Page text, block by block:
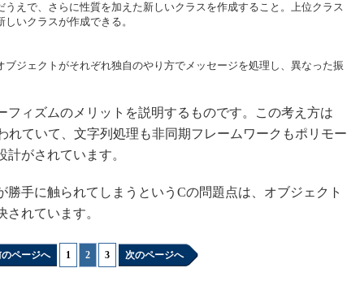
えで、さらに性質を加えた新しいクラスを作成すること。上位クラス
いクラスが作成できる。
ブジェクトがそれぞれ独自のやり方でメッセージを処理し、異なった振
ィズムのメリットを説明するものです。この考え方は
れていて、文字列処理も非同期フレームワークもポリモー
がされています。
手に触られてしまうというCの問題点は、オブジェクト
れています。
ページへ 1 2 3 次のページへ